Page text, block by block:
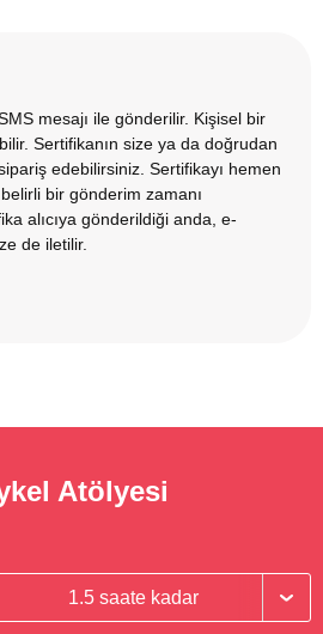
mesajı ile gönderilir. Kişisel bir
Sertifikanın size ya da doğrudan
edebilirsiniz. Sertifikayı hemen
bir gönderim zamanı
alıcıya gönderildiği anda, e-
de iletilir.
Atölyesi
1.5 saate kadar